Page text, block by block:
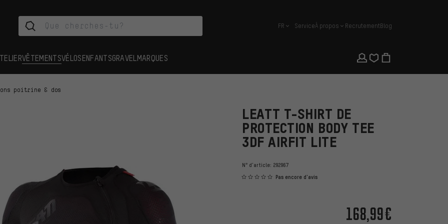
français
FR ServiceÀ propos RecrutementBlog
VÊTEMENTSVÉLOSENFANTSGRAVEL MARQUES
poitrine & dos
LEATT T-SHIRT DE
PROTECTION BODY TEE
3DF AIRFIT LITE
N° d'article: 292967
Pas encore d'avis
168,99€